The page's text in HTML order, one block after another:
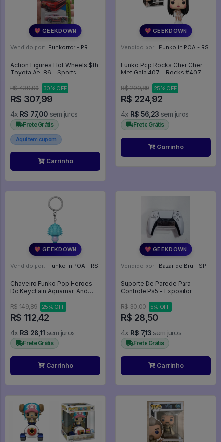
💖 GEEKDOWN
Vendido por: Funkorror - PR
Action Figures Hot Wheels $th
Toyota Ae-86 - Sports
R$ 439,99
30% OFF
R$ 307,99
4x R$ 77,00 sem juros
Frete Grátis
Aqui tem cupom
Carrinho
💖 GEEKDOWN
Vendido por: Funko in POA - RS
Funko Pop Rocks Cher Cher
Met Gala 407 - Rocks #407
R$ 299,89 25% OFF
R$ 224,92
4x R$ 56,23 sem juros
Frete Grátis
Carrinho
💖 GEEKDOWN
Vendido por: Funko in POA - RS
Chaveiro Funko Pop Heroes
Dc Keychain Aquaman And
67576 - Heroes DC
R$ 149,89 25% OFF
R$ 112,42
4x R$ 28,11 sem juros
Frete Grátis
Carrinho
💖 GEEKDOWN
Vendido por: Bazar do Bru - SP
Suporte De Parede Para
Controle Ps5 - Expositor
R$ 30,00 5% OFF
R$ 28,50
4x R$ 7,13 sem juros
Frete Grátis
Carrinho